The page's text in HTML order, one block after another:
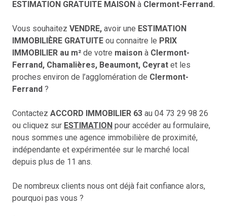
ESTIMATION GRATUITE MAISON à Clermont-Ferrand.
Vous souhaitez VENDRE, avoir une ESTIMATION
IMMOBILIÈRE GRATUITE ou connaitre le PRIX
IMMOBILIER au m² de votre maison à Clermont-
Ferrand, Chamalières, Beaumont, Ceyrat et les
proches environ de l’agglomération de Clermont-
Ferrand ?
Contactez ACCORD IMMOBILIER 63 au 04 73 29 98 26
ou cliquez sur ESTIMATION pour accéder au formulaire,
nous sommes une agence immobilière de proximité,
indépendante et expérimentée sur le marché local
depuis plus de 11 ans.
De nombreux clients nous ont déjà fait confiance alors,
pourquoi pas vous ?